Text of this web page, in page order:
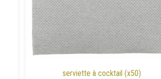
serviette à cocktail (x50)